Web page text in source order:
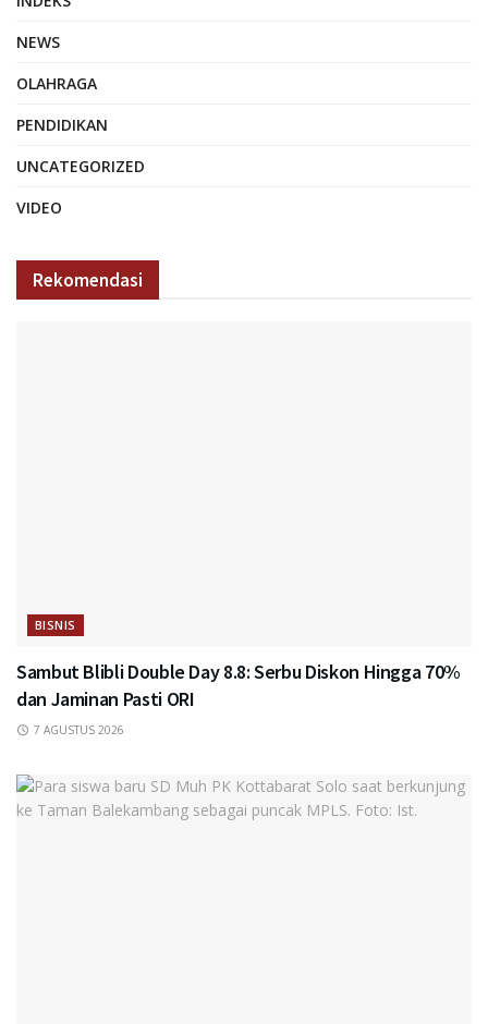
NEWS
OLAHRAGA
PENDIDIKAN
UNCATEGORIZED
VIDEO
Rekomendasi
BISNIS
Sambut Blibli Double Day 8.8: Serbu Diskon Hingga 70%
dan Jaminan Pasti ORI
7 AGUSTUS 2026